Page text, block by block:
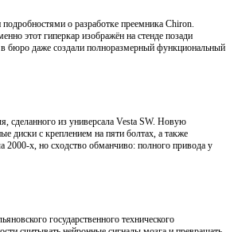
о разработке преемника Chiron.
этот гиперкар изображён на стенде позади
бюро даже создали полноразмерный функциональный
сделанного из универсала Vesta SW. Новую
диски с креплением на пяти болтах, а также
2000-х, но сходство обманчиво: полного привода у
государственного технического